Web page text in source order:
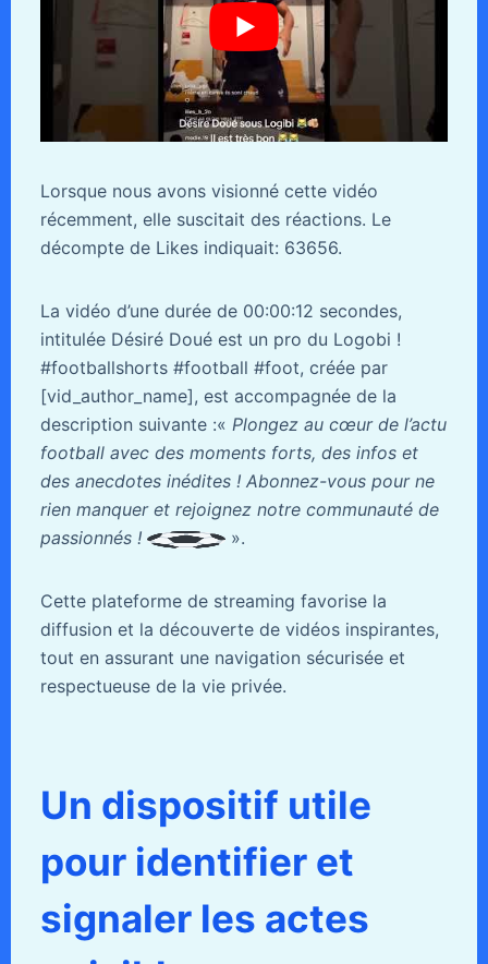
Lorsque nous avons visionné cette vidéo
récemment, elle suscitait des réactions. Le
décompte de Likes indiquait: 63656.
La vidéo d’une durée de 00:00:12 secondes,
intitulée Désiré Doué est un pro du Logobi !
#footballshorts #football #foot, créée par
[vid_author_name], est accompagnée de la
description suivante :« Plongez au cœur de l’actu
football avec des moments forts, des infos et
des anecdotes inédites ! Abonnez-vous pour ne
rien manquer et rejoignez notre communauté de
passionnés !
».
Cette plateforme de streaming favorise la
diffusion et la découverte de vidéos inspirantes,
tout en assurant une navigation sécurisée et
respectueuse de la vie privée.
Un dispositif utile
pour identifier et
signaler les actes